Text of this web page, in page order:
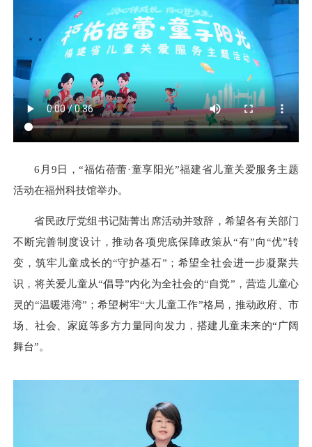
6月9日，“福佑蓓蕾·童享阳光”福建省儿童关爱服务主题
活动在福州科技馆举办。
省民政厅党组书记陆菁出席活动并致辞，希望各有关部门
不断完善制度设计，推动各项兜底保障政策从“有”向“优”转
变，筑牢儿童成长的“守护基石”；希望全社会进一步凝聚共
识，将关爱儿童从“倡导”内化为全社会的“自觉”，营造儿童心
灵的“温暖港湾”；希望树牢“大儿童工作”格局，推动政府、市
场、社会、家庭等多方力量同向发力，搭建儿童未来的“广阔
舞台”。